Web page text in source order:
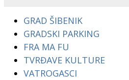
GRAD ŠIBENIK
GRADSKI PARKING
FRA MA FU
TVRĐAVE KULTURE
VATROGASCI